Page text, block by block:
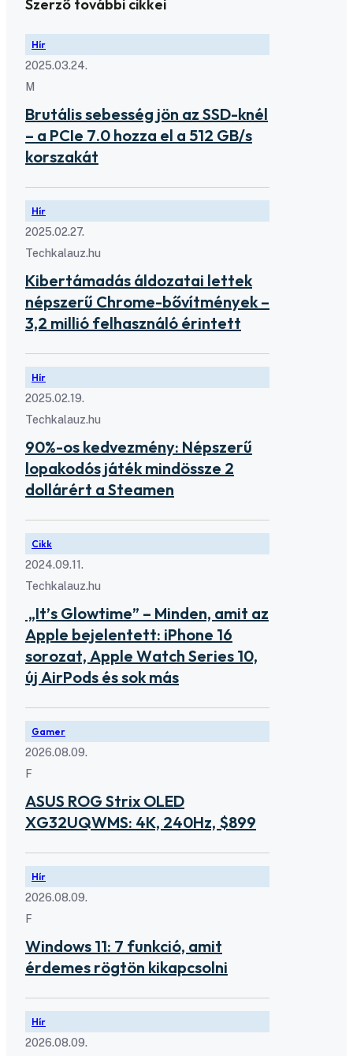
Szerző további cikkei
Hír
2025.03.24.
M
Brutális sebesség jön az SSD-knél
– a PCIe 7.0 hozza el a 512 GB/s
korszakát
Hír
2025.02.27.
Techkalauz.hu
Kibertámadás áldozatai lettek
népszerű Chrome-bővítmények –
3,2 millió felhasználó érintett
Hír
2025.02.19.
Techkalauz.hu
90%-os kedvezmény: Népszerű
lopakodós játék mindössze 2
dollárért a Steamen
Cikk
2024.09.11.
Techkalauz.hu
„It’s Glowtime” – Minden, amit az
Apple bejelentett: iPhone 16
sorozat, Apple Watch Series 10,
új AirPods és sok más
Gamer
2026.08.09.
F
ASUS ROG Strix OLED
XG32UQWMS: 4K, 240Hz, $899
Hír
2026.08.09.
F
Windows 11: 7 funkció, amit
érdemes rögtön kikapcsolni
Hír
2026.08.09.